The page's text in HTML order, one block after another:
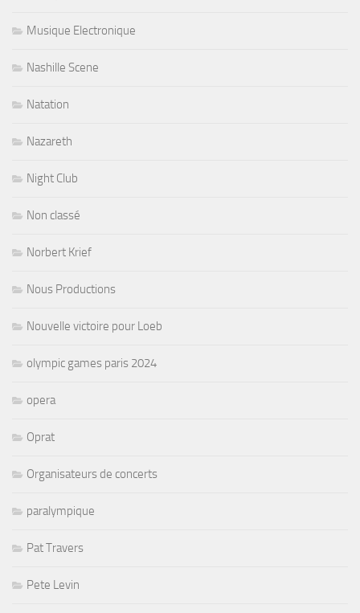
Musique Electronique
Nashille Scene
Natation
Nazareth
Night Club
Non classé
Norbert Krief
Nous Productions
Nouvelle victoire pour Loeb
olympic games paris 2024
opera
Oprat
Organisateurs de concerts
paralympique
Pat Travers
Pete Levin